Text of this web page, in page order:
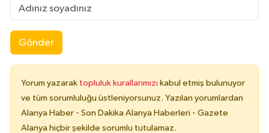
Gönder
Yorum yazarak topluluk kurallarımızı kabul etmiş bulunuyor
ve tüm sorumluluğu üstleniyorsunuz. Yazılan yorumlardan
Alanya Haber - Son Dakika Alanya Haberleri - Gazete
Alanya hiçbir şekilde sorumlu tutulamaz.